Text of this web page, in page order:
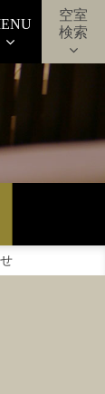
空室
検索